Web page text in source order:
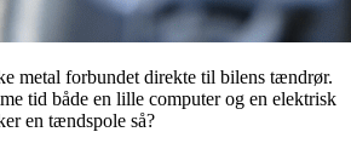
metal forbundet direkte til bilens tændrør.
tid både en lille computer og en elektrisk
en tændspole så?